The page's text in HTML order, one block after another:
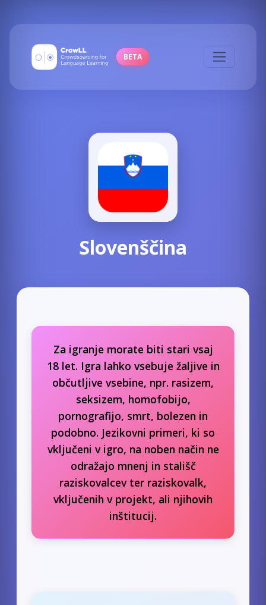
BETA
Slovenščina
Za igranje morate biti stari vsaj
18 let. Igra lahko vsebuje žaljive in
občutljive vsebine, npr. rasizem,
seksizem, homofobijo,
pornografijo, smrt, bolezen in
podobno. Jezikovni primeri, ki so
vključeni v igro, na noben način ne
odražajo mnenj in stališč
raziskovalcev ter raziskovalk,
vključenih v projekt, ali njihovih
inštitucij.